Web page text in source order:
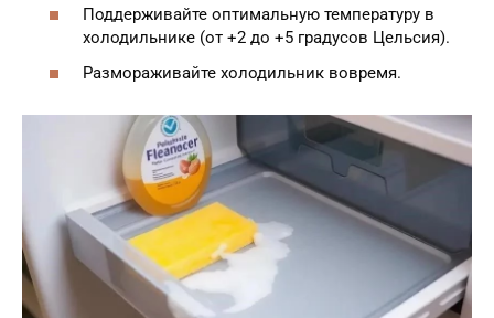
Поддерживайте оптимальную температуру в
холодильнике (от +2 до +5 градусов Цельсия).
Размораживайте холодильник вовремя.